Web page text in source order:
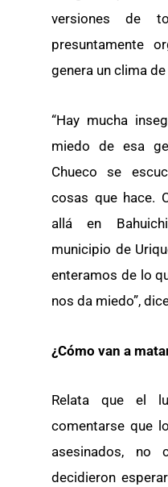
versiones de
presuntamente
genera un clima
“Hay mucha
miedo de esa
Chueco se
cosas que hace.
allá en
municipio de
enteramos de lo
nos da miedo”,
¿Cómo van a
Relata que el
comentarse que
asesinados, no
decidieron